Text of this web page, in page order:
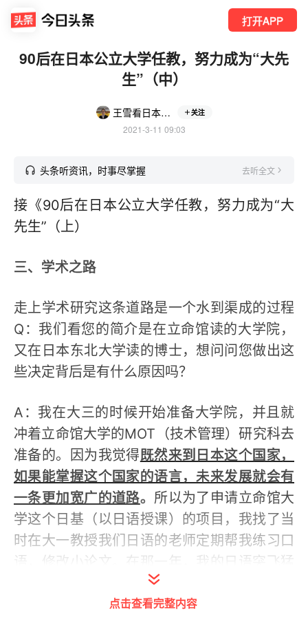
打开APP
90后在日本公立大学任教，努力成为“大先
生”（中）
王雪看日本经济 关注
2021-3-11 09:03
头条听资讯，时事尽掌握 去听全文
接《90后在日本公立大学任教，努力成为“大
先生”（上）
三、学术之路
走上学术研究这条道路是一个水到渠成的过程
Q：我们看您的简介是在立命馆读的大学院，
又在日本东北大学读的博士，想问问您做出这
些决定背后是有什么原因吗？
A：我在大三的时候开始准备大学院，并且就
冲着立命馆大学的MOT（技术管理）研究科去
准备的。因为我觉得既然来到日本这个国家，
如果能掌握这个国家的语言，未来发展就会有
一条更加宽广的道路。 所以为了申请立命馆大
学这个日基（以日语授课）的项目，我找了当
时在大一教授我们日语的老师定期帮我练习口
语，修改小论文。在那一年，我的日语突飞猛
进，我也一直特别感谢日语老师的帮助。
点击查看完整内容